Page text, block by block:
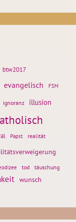
btw2017
evangelisch FSM
ignoranz illusion
Papst realität
tod täuschung
wunsch